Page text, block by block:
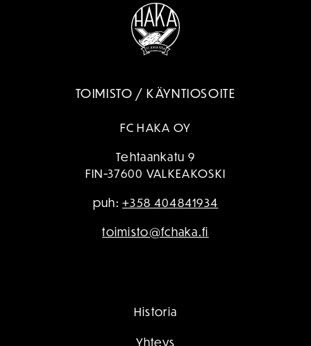
TOIMISTO / KÄYNTIOSOITE
FC HAKA OY
Tehtaankatu 9
FIN-37600 VALKEAKOSKI
puh:+358 404841934
toimisto@fchaka.fi
Historia
Yhteys